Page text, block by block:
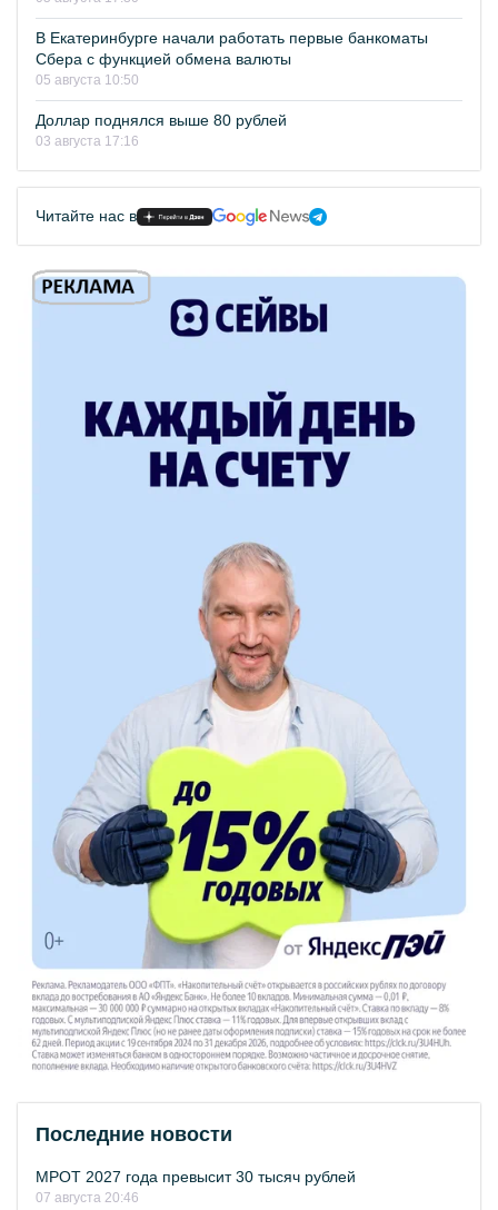
В Екатеринбурге начали работать первые банкоматы
Сбера с функцией обмена валюты
05 августа 10:50
Доллар поднялся выше 80 рублей
03 августа 17:16
Читайте нас в
Последние новости
МРОТ 2027 года превысит 30 тысяч рублей
07 августа 20:46